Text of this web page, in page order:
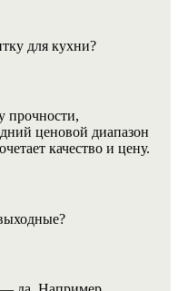
для кухни?
прочности,
ценовой диапазон
качество и цену.